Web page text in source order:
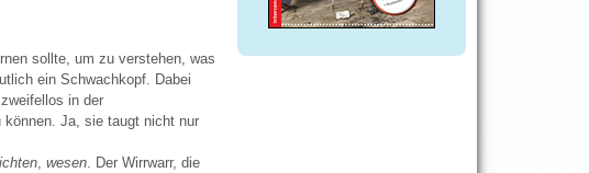
sollte, um zu verstehen, was
ein Schwachkopf. Dabei
in der
Ja, sie taugt nicht nur
wesen . Der Wirrwarr, die